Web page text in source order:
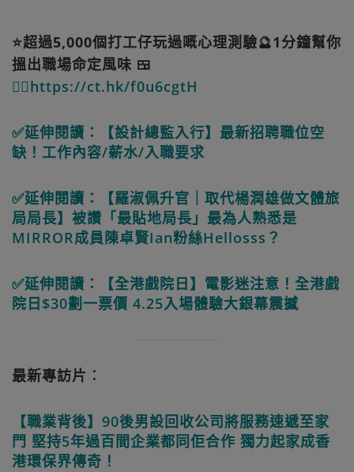
⭐超過5,000個打工仔玩過嘅心理測驗🔮1分鐘幫你
搵出職場命定風味 🍱
👉🏻https://ct.hk/f0u6cgtH
✅延伸閱讀：【設計總監入行】最新招聘職位空
缺！工作內容/薪水/入職要求
✅延伸閱讀：【羅淑佩升官｜取代楊潤雄做文體旅
局局長】被讚「最貼地局長」最為人熟悉是
MIRROR成員陳卓賢Ian粉絲Hellosss？
✅延伸閱讀：【全港戲院日】電影迷注意！全港戲
院日$30劃一票價 4.25入場體驗大銀幕震撼
最新專訪片︰
【職業背後】90後男設回收公司將服務速遞至家
門 堅持5年過百間企業都同佢合作 獨力起家成香
港環保界傳奇！